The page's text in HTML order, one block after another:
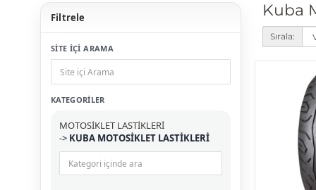
Filtrele
SİTE İÇİ ARAMA
KATEGORILER
MOTOSİKLET LASTİKLERİ
-> KUBA MOTOSİKLET LASTİKLERİ
Kuba
Sırala: